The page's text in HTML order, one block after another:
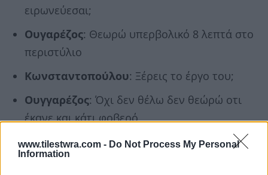
www.tilestwra.com - Do Not Process My Personal
Information
ειρωνεύεσαι;
Ουγαρέζος: Θεωρώ υπερβολικό 8 λεπτά στο
περιστύλιο
Κωνσταντοπούλου: Ξέρεις το έργο του;
Ουγγαρέζος: Όχι δεν θέλω δεν θεώρώ οτι
έκανε και κάτι φοβερό
Κωνσταντοπούλου: Λες ψέματα